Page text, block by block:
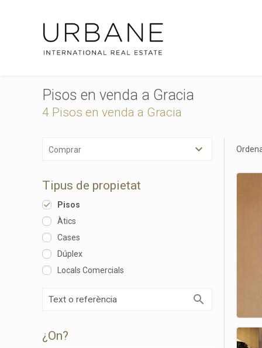
Pisos en venda a Gracia
4 Pisos en venda a Gracia
Comprar
Tipus de propietat
Pisos
Àtics
Cases
Dúplex
Locals Comercials
¿on?